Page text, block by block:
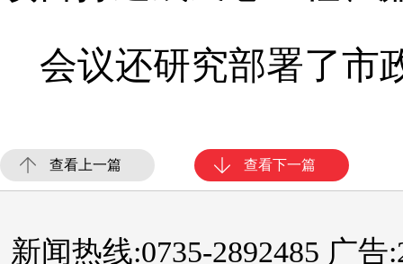
会议还研究部署了市
查看上一篇 查看下一篇
新闻热线:0735-2892485 广告